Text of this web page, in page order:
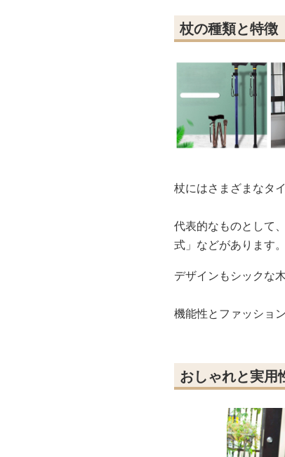
杖の種類と特徴
杖にはさまざまなタイ
代表的なものとして
式」などがあります。
デザインもシックな
機能性とファッショ
おしゃれと実用